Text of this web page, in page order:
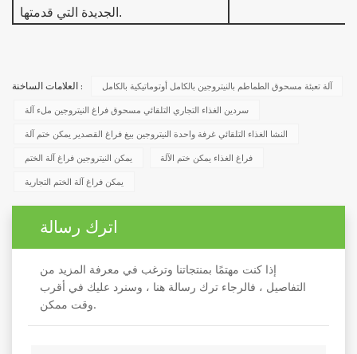
الجديدة التي قدمتها.
العلامات الساخنة : آلة تعبئة مسحوق الطماطم بالنيتروجين بالكامل أوتوماتيكية بالكامل
سردين الغذاء التجاري التلقائي مسحوق فراغ النيتروجين ملء آلة
النشا الغذاء التلقائي غرفة واحدة النيتروجين بيغ فراغ القصدير يمكن ختم آلة
يمكن النيتروجين فراغ آلة الختم فراغ الغذاء يمكن ختم الآلة
يمكن فراغ آلة الختم التجارية
اترك رسالة
إذا كنت مهتمًا بمنتجاتنا وترغب في معرفة المزيد من
التفاصيل ، فالرجاء ترك رسالة هنا ، وسنرد عليك في أقرب
وقت ممكن.